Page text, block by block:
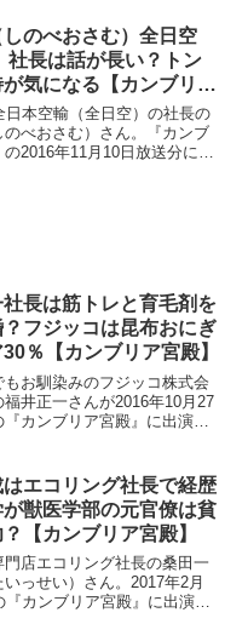
のべおさむ）全日空
社長は話が長い？トン
気になる【カンブリ
日本空輸（全日空）の社長の
のべおさむ）さん。『カンブ
の2016年11月10日放送分に出
長は筋トレと育毛剤を
フジッコは昆布おにぎ
％【カンブリア宮殿】
もお馴染みのフジッコ株式会
井正一さんが2016年10月27
カンブリア宮殿』に出演し
た。また、通販で買った育毛
届くそうですよ。
エコリング社長で経歴
獣医学部の元官僚は貧
【カンブリア宮殿】
門店エコリング社長の桑田一
っせい）さん。2017年2月
『カンブリア宮殿』に出演。